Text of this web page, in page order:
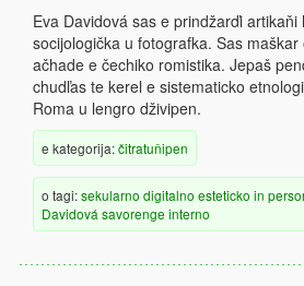
Eva Davidová sas e prindžarďi
socijologička u fotografka. Sas
ačhade e čechiko romistika. Jepaš
chudľas te kerel e sistematicko
Roma u lengro dživipen.
e kategorija:čitratuňipen
o tagi:sekularno digitalno esteticko in
Davidová savorenge interno